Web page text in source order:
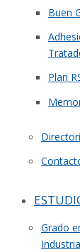
Buen
Plan
Grado